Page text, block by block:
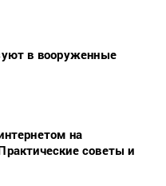
в вооруженные
на
советы и